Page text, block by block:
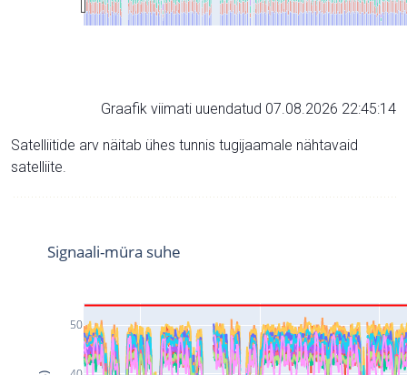
Graafik viimati uuendatud 07.08.2026 22:45:14
Satelliitide arv näitab ühes tunnis tugijaamale nähtavaid
satelliite.
50
Signaali-müra suhe